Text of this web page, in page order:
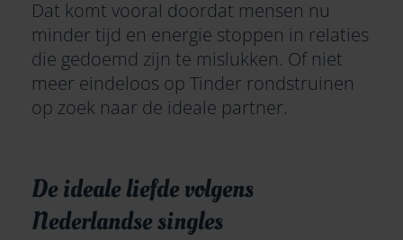
Dat komt vooral doordat mensen nu
minder tijd en energie stoppen in relaties
die gedoemd zijn te mislukken. Of niet
meer eindeloos op Tinder rondstruinen
op zoek naar de ideale partner.
De ideale liefde volgens
Nederlandse singles